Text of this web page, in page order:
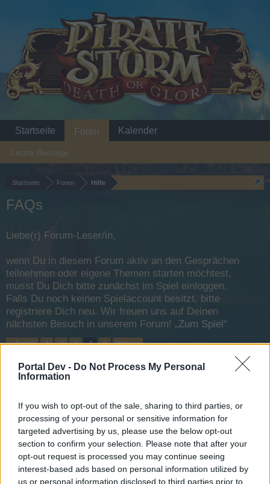
Portal Dev - Do Not Process My Personal
Information
If you wish to opt-out of the sale, sharing to third parties, or
processing of your personal or sensitive information for
targeted advertising by us, please use the below opt-out
section to confirm your selection. Please note that after your
opt-out request is processed you may continue seeing
interest-based ads based on personal information utilized by
us or personal information disclosed to third parties prior to
Startseite Foren Hilfe
FAQs
Liebe(r) Forum-Leser/in,
wenn Du in diesem Forum aktiv an den Gesprächen
teilnehmen oder eigene Themen starten möchtest,
musst Du Dich bitte zunächst im Spiel einloggen.
Falls Du noch keinen Spielaccount besitzt, bitte
registriere Dich neu. Wir freuen uns auf Deinen
nächsten Besuch in unserem Forum! „Zum Spiel“
< Zurück 1 2 3 4 5 Weiter >
Titel Letzter Beitrag ↓
Antworten:
0 13 November 2013
Haus Anansi
Holzbein-Willy
Antworten:
0 13 November 2013
Kurzgeschichte Teil 8 - Die Flucht
Holzbein-Willy
13 November 2013
Startseite Foren
Letzte Beiträge
Kalender